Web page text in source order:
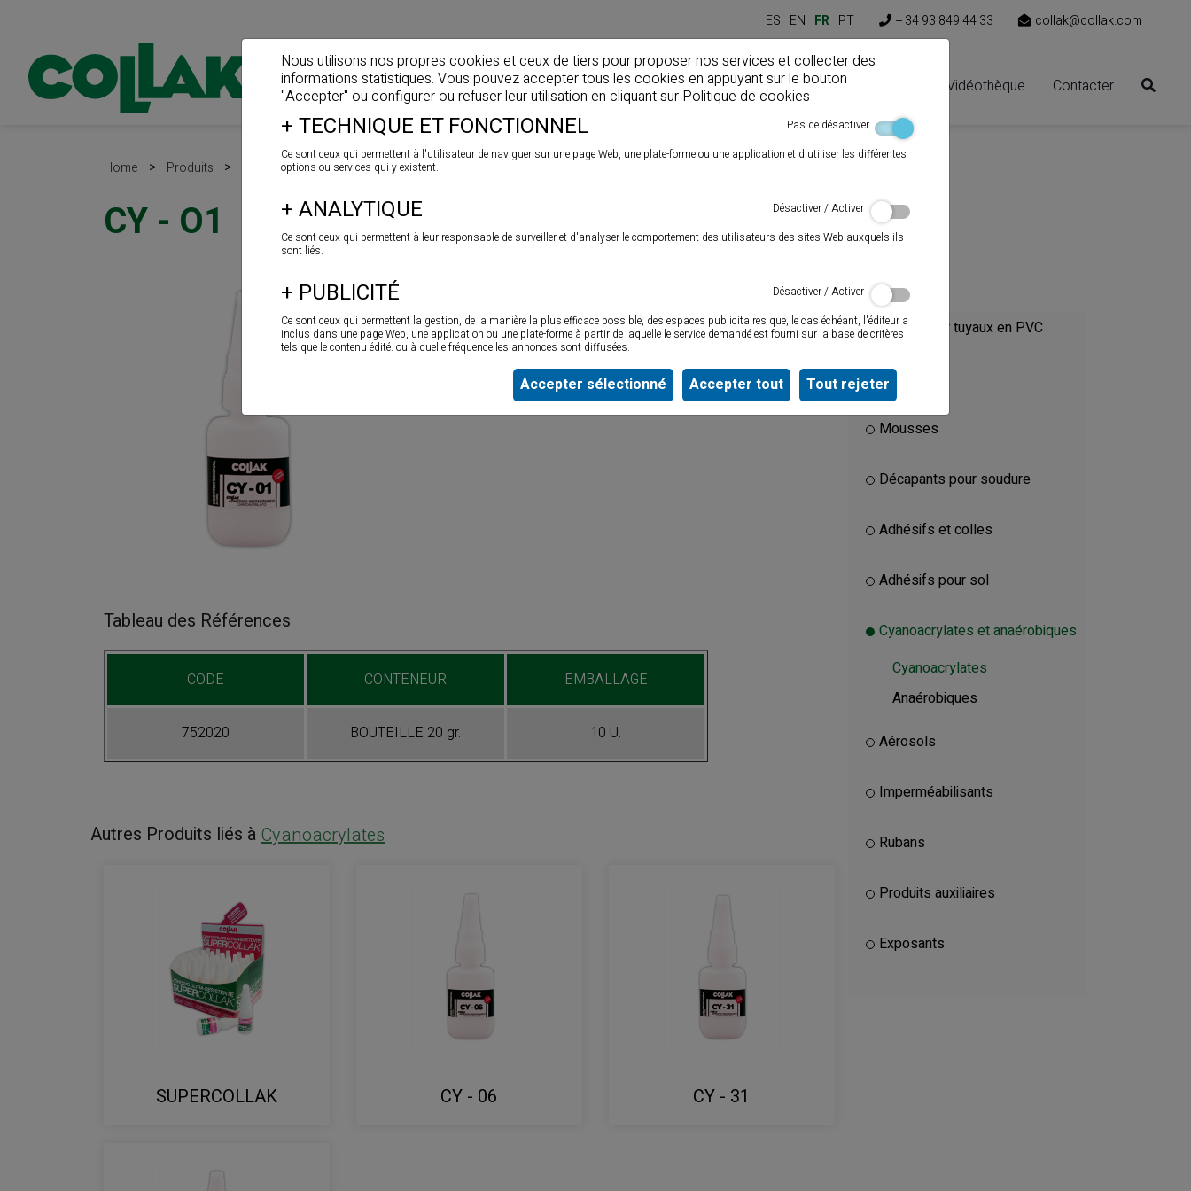
ES EN FR PT + 34 93 849 44 33 collak@collak.com
Home Entreprise Produits Actualités Solutions Espace clients Vidéothèque Contacter
Home > Produits > Cyanoacrylates et anaérobiques >
CY - O1
dans l’industrie et la construction tels que: acier,
plastique, verre, PVC, etc.
Tableau des Références
CODE CONTENEUR EMBALLAGE
752020 BOUTEILLE 20 gr. 10 U.
Autres Produits liés àCyanoacrylates
SUPERCOLLAK CY - 06 CY - 31
Catégorie
Colles pour tuyaux en PVC
Mastics
Mousses
Décapants pour soudure
Adhésifs et colles
Adhésifs pour sol
Cyanoacrylates et anaérobiques
Cyanoacrylates
Anaérobiques
Aérosols
Imperméabilisants
Rubans
Produits auxiliaires
Exposants
Nous utilisons nos propres cookies et ceux de tiers pour proposer nos services et collecter des
informations statistiques. Vous pouvez accepter tous les cookies en appuyant sur le bouton
"Accepter" ou configurer ou refuser leur utilisation en cliquant sur Politique de cookies
+ TECHNIQUE ET FONCTIONNEL
Pas de désactiver
Ce sont ceux qui permettent à l'utilisateur de naviguer sur une page Web, une plate-forme ou une application et d'utiliser les différentes
options ou services qui y existent.
+ ANALYTIQUE
Désactiver / Activer
Ce sont ceux qui permettent à leur responsable de surveiller et d'analyser le comportement des utilisateurs des sites Web auxquels ils
sont liés.
+ PUBLICITÉ
Désactiver / Activer
Ce sont ceux qui permettent la gestion, de la manière la plus efficace possible, des espaces publicitaires que, le cas échéant, l'éditeur a
inclus dans une page Web, une application ou une plate-forme à partir de laquelle le service demandé est fourni sur la base de critères
tels que le contenu édité. ou à quelle fréquence les annonces sont diffusées.
Tout rejeter
Accepter tout
Accepter sélectionné